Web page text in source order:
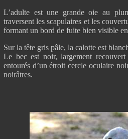
L’adulte est une grande oie au
traversent les scapulaires et les
formant un bord de fuite bien visible
Sur la tête gris pâle, la calotte est
Le bec est noir, largement
entourés d’un étroit cercle oculaire
noirâtres.